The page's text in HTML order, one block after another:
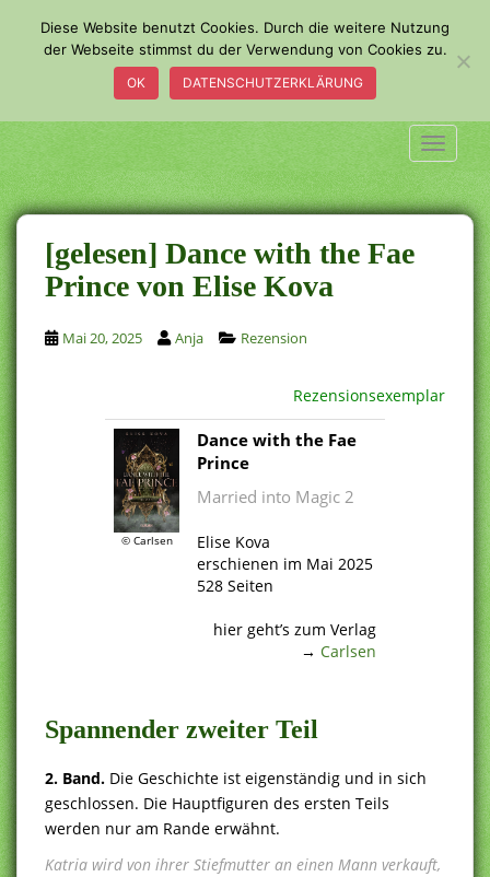
o
m
a
i
n
c
o
n
t
e
n
t
[gelesen] Dance with the Fae
Prince von Elise Kova
Mai 20, 2025 Anja Rezension
Rezensionsexemplar
© Carlsen
Dance with the Fae
Prince
Married into Magic 2
Elise Kova
erschienen im Mai 2025
528 Seiten
hier geht’s zum Verlag
→ Carlsen
Spannender zweiter Teil
2. Band. Die Geschichte ist eigenständig und in sich
geschlossen. Die Hauptfiguren des ersten Teils
werden nur am Rande erwähnt.
Katria wird von ihrer Stiefmutter an einen Mann verkauft,
Diese Website benutzt Cookies. Durch die weitere Nutzung
der Webseite stimmst du der Verwendung von Cookies zu.
OK DATENSCHUTZERKLÄRUNG